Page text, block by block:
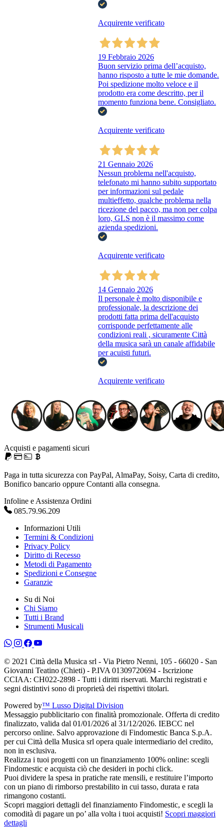
Acquirente verificato
19 Febbraio 2026
Buon servizio prima dell’acquisto,
hanno risposto a tutte le mie domande.
Poi spedizione molto veloce e il
prodotto era come descritto, per il
momento funziona bene. Consigliato.
Acquirente verificato
21 Gennaio 2026
Nessun problema nell'acquisto,
telefonato mi hanno subito supportato
per informazioni sul pedale
multieffetto, qualche problema nella
ricezione del pacco, ma non per colpa
loro, GLS non è il massimo come
azienda spedizioni.
Acquirente verificato
14 Gennaio 2026
Il personale è molto disponibile e
professionale, la descrizione dei
prodotti fatta prima dell'acquisto
corrisponde perfettamente alle
condizioni reali , sicuramente Città
della musica sarà un canale affidabile
per acuisti futuri.
Acquirente verificato
Acquisti e pagamenti sicuri
Paga in tutta sicurezza con PayPal, AlmaPay, Soisy, Carta di credito,
Bonifico bancario oppure Contanti alla consegna.
Infoline e Assistenza Ordini
085.79.96.209
Informazioni Utili
Termini & Condizioni
Privacy Policy
Diritto di Recesso
Metodi di Pagamento
Spedizioni e Consegne
Garanzie
Su di Noi
Chi Siamo
Tutti i Brand
Strumenti Musicali
© 2021 Città della Musica srl - Via Pietro Nenni, 105 - 66020 - San
Giovanni Teatino (Chieti) - P.IVA 01309720694 - Iscrizione
CCIAA: CH022-2898 - Tutti i diritti riservati. Marchi registrati e
segni distintivi sono di proprietà dei rispettivi titolari.
Powered by™ Lusso Digital Division
Messaggio pubblicitario con finalità promozionale. Offerta di credito
finalizzato, valida dal 01/01/2026 al 31/12/2026. IEBCC nel
percorso online. Salvo approvazione di Findomestic Banca S.p.A.
per cui Città della Musica srl opera quale intermediario del credito,
non in esclusiva.
Realizza i tuoi progetti con un finanziamento 100% online: scegli
Findomestic e acquista ciò che desideri in pochi click.
Puoi dividere la spesa in pratiche rate mensili, e restituire l’importo
con un piano di rimborso prestabilito in cui tasso, durata e rata
rimangono costanti.
Scopri maggiori dettagli del finanziamento Findomestic, e scegli la
comodità di pagare un po’ alla volta i tuoi acquisti! Scopri maggiori
dettagli